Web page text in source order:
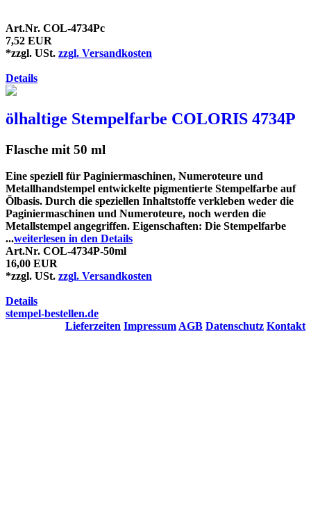
Art.Nr. COL-4734Pc
7,52 EUR
*zzgl. USt. zzgl. Versandkosten
Details
ölhaltige Stempelfarbe COLORIS 4734P
Flasche mit 50 ml
Eine speziell für Paginiermaschinen, Numeroteure und
Metallhandstempel entwickelte pigmentierte Stempelfarbe auf
Ölbasis. Durch die speziellen Inhaltstoffe verkleben weder die
Paginiermaschinen und Numeroteure, noch werden die
Metallstempel angegriffen. Eigenschaften: Die Stempelfarbe
...weiterlesen in den Details
Art.Nr. COL-4734P-50ml
16,00 EUR
*zzgl. USt. zzgl. Versandkosten
Details
stempel-bestellen.de
Lieferzeiten Impressum AGB Datenschutz Kontakt